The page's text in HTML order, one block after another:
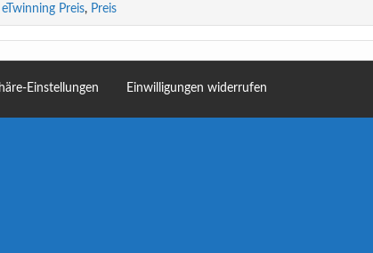
Preis, Preis
Einstellungen Einwilligungen widerrufen